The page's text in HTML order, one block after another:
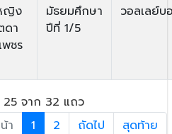
ญิง
า
ชร
มัธยมศึกษา
ปีที่ 1/5
วอลเลย์บ
จาก 32 แถว
า 1 2 ถัดไป สุดท้าย